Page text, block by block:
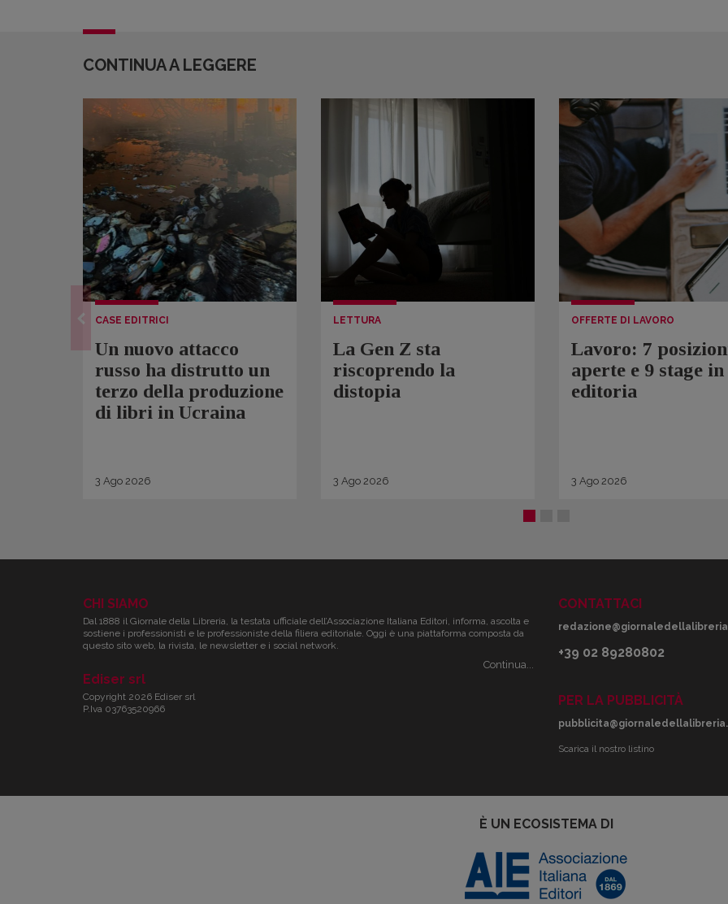
CONTINUA A LEGGERE
CASE EDITRICI
Un nuovo attacco
russo ha distrutto un
terzo della produzione
di libri in Ucraina
3 Ago 2026
LETTURA
La Gen Z sta
riscoprendo la
distopia
3 Ago 2026
OFFERTE DI LAVORO
Lavoro: 7
aperte e 9 stage in
editoria
3 Ago 2026
CHI SIAMO
Dal 1888 il Giornale della Libreria, la testata ufficiale dell’Associazione Italiana Editori, informa, ascolta e
sostiene i professionisti e le professioniste della filiera editoriale. Oggi è una piattaforma composta da
questo sito web, la rivista, le newsletter e i social network.
Continua...
Ediser srl
Copyright 2026 Ediser srl
P.Iva 03763520966
CONTATTACI
+39 02 89280802
PER LA PUBBLICITÀ
Scarica il nostro listino
È UN ECOSISTEMA DI